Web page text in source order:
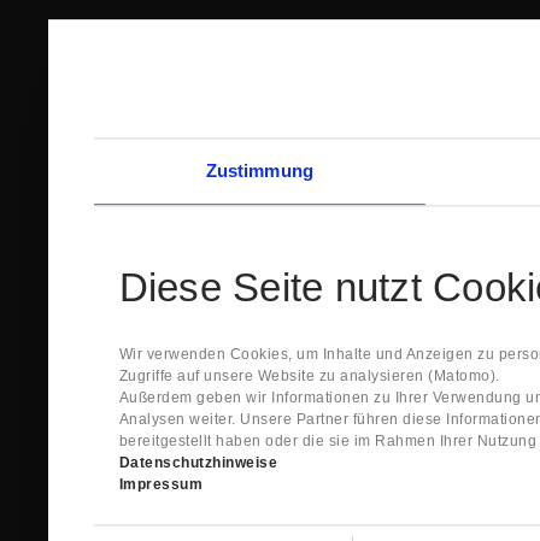
Zustimmung
Diese Seite nutzt
Wir verwenden Cookies, um Inhalte und Anzeigen zu
Zugriffe auf unsere Website zu analysieren (Matomo).
Außerdem geben wir Informationen zu Ihrer Verwendung
Analysen weiter. Unsere Partner führen diese
bereitgestellt haben oder die sie im Rahmen Ihrer
Datenschutzhinweise
Impressum